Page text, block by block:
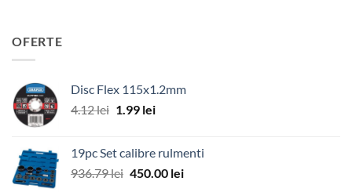
OFERTE
Disc Flex 115x1.2mm
4.12lei Prețul
fost:
4.12 lei.
1.99 leiPrețul
1.99 lei.
19pc Set calibre rulmenti
936.79lei Prețul
450.00 leiPrețul